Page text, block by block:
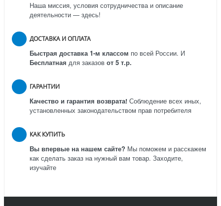
Наша миссия, условия сотрудничества и описание
деятельности — здесь!
ДОСТАВКА И ОПЛАТА
Быстрая доставка 1-м классом по всей России. И
Бесплатная для заказов от 5 т.р.
ГАРАНТИИ
Качество и гарантия возврата! Соблюдение всех иных,
установленных законодательством прав потребителя
КАК КУПИТЬ
Вы впервые на нашем сайте? Мы поможем и расскажем
как сделать заказ на нужный вам товар. Заходите,
изучайте